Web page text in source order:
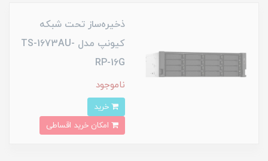
ذخیره‌ساز تحت شبکه
کیونپ مدل TS-1673AU-
RP-16G
ناموجود